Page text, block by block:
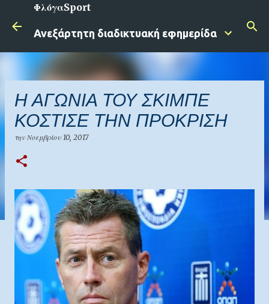
Μετάβαση στο κύριο περιεχόμενο
ΦλόγαSport
Ανεξάρτητη διαδικτυακή εφημερίδα
Η ΑΓΩΝΙΑ ΤΟΥ ΣΚΙΜΠΕ
ΚΟΣΤΙΣΕ ΤΗΝ ΠΡΟΚΡΙΣΗ
την Νοεμβρίου 10, 2017